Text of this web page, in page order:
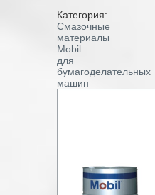
Категория:
Смазочные
материалы
Mobil
для
бумагоделательных
машин